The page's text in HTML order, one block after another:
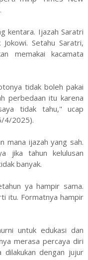
kentara. Ijazah Saratri
Setahu Saratri,
memakai kacamata
tidak boleh pakai
perbedaan itu karena
tidak tahu," ucap
4/2025).
mana ijazah yang sah.
jika tahun kelulusan
banyak.
ya hampir sama.
itu. Formatnya hampir
untuk edukasi dan
merasa percaya diri
dilakukan dengan jujur